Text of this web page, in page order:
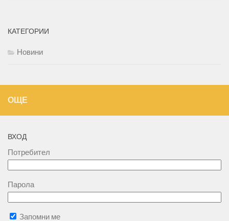
КАТЕГОРИИ
Новини
ОЩЕ
ВХОД
Потребител
Парола
Запомни ме